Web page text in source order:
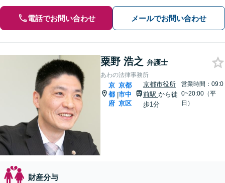
電話でお問い合わせ メールでお問い合わせ
粟野 浩之 弁護士
あわの法律事務所
京
都
府
|
京都
市中
京区
京都市役所
前駅 から徒
歩1分
営業時間：09:0
0~20:00（平
日）
財産分与